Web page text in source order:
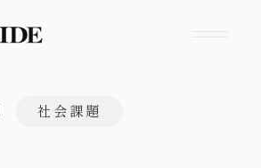
社会課題